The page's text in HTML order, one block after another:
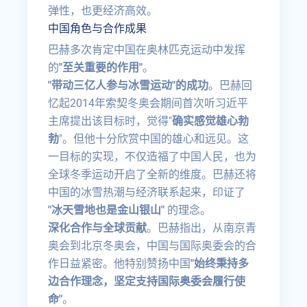
弹性，也更经济高效。
中国角色与合作成果
巴赫多次肯定中国在奥林匹克运动中发挥
的"至关重要的作用"。
"带动三亿人参与冰雪运动"的成功。巴赫回
忆起2014年索契冬奥会期间首次听习近平
主席提出该目标时，觉得"确实感觉雄心勃
勃"。但他十分欣赏中国的雄心和远见。这
一目标的实现，不仅造福了中国人民，也为
全球冬季运动开启了全新的维度。巴赫还将
中国的冰雪热潮与经济联系起来，印证了
"冰天雪地也是金山银山" 的理念。
深化合作与全球贡献。巴赫指出，从南京青
奥会到北京冬奥会，中国与国际奥委会的合
作日益紧密。他特别赞扬中国"始终秉持多
边合作理念，坚定支持国际奥委会履行使
命"。